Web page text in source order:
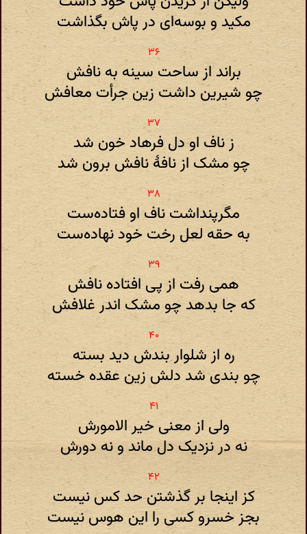
مکید و بوسه‌ای در پاش بگذاشت
براند از ساحت سینه به نافش
چو شیرین داشت زین جرأت معافش
ز ناف او دل فرهاد خون شد
چو مشک از نافهٔ نافش برون شد
مگرپنداشت ناف او فتاده‌ست
به حقه لعل رخت خود نهاده‌ست
همی رفت از پی افتاده نافش
که جا بدهد چو مشک اندر غلافش
ره از شلوار بندش دید بسته
چو بندی شد دلش زین عقده خسته
ولی از معنی خیر الامورش
نه در نزدیک دل ماند و نه دورش
کز اینجا بر گذشتن حد کس نیست
بجز خسرو کسی را این هوس نیست